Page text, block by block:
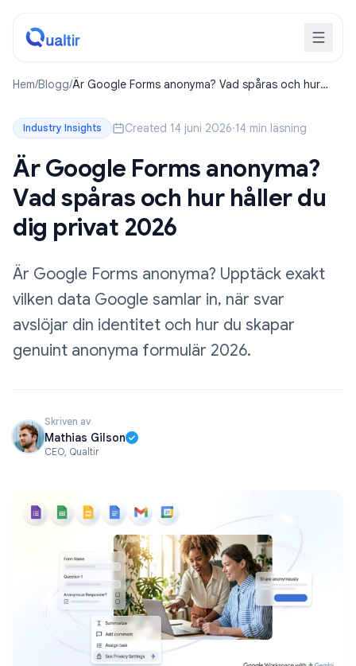
Hem/Blogg/Är Google Forms anonyma? Vad spåras och hur
Industry Insights Created 14 juni 2026·14 min läsning
Är Google Forms anonyma?
Vad spåras och hur håller du
dig privat 2026
Är Google Forms anonyma? Upptäck exakt
vilken data Google samlar in, när svar
avslöjar din identitet och hur du skapar
genuint anonyma formulär 2026.
Skriven av
Mathias Gilson
CEO, Qualtir